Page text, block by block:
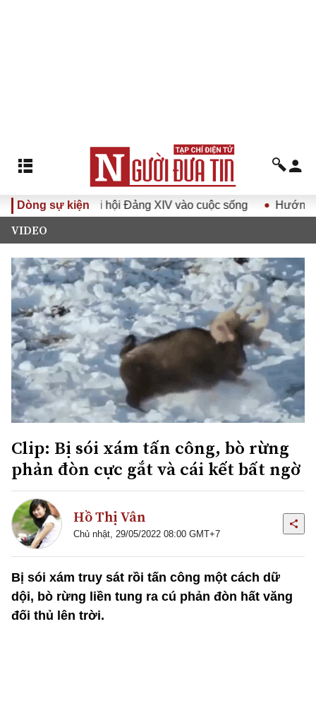
Dòng sự kiện
quyết Đại hội Đảng XIV vào cuộc sống Hướng tới
VIDEO
Clip: Bị sói xám tấn công, bò rừng
phản đòn cực gắt và cái kết bất ngờ
Hồ Thị Vân
Chủ nhật, 29/05/2022 08:00 GMT+7
Bị sói xám truy sát rồi tấn công một cách dữ
dội, bò rừng liền tung ra cú phản đòn hất văng
đối thủ lên trời.